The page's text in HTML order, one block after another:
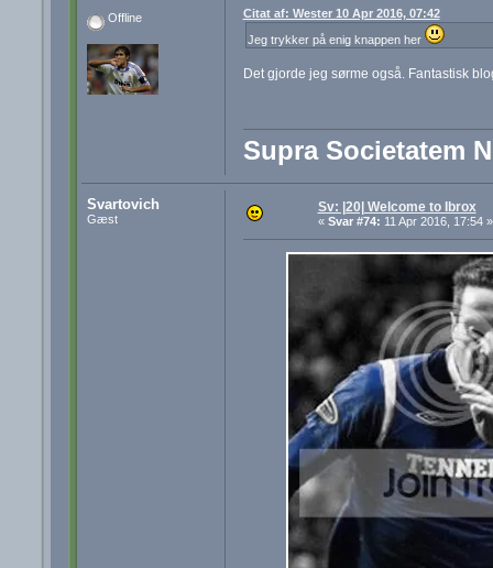
Offline
Citat af: Wester 10 Apr 2016, 07:42
Jeg trykker på enig knappen her
Det gjorde jeg sørme også. Fantastisk
Supra Societatem
Svartovich
Gæst
Sv: |20| Welcome to Ibrox
« Svar #74: 11 Apr 2016, 17:54 »